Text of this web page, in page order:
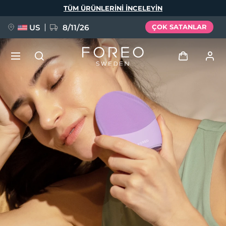
TÜM ÜRÜNLERINI INCELEYIN
US 8/11/26 ÇOK SATANLAR
Kullanici profi̇li̇
Cihazlarım
Siparişlerim
Adresim
Aboneliklerim
YENİ
FAQ™ Pure Beauty-Tech Elixir
BREAKING NEWS
issa™ Teeth Whitening Set
Dil Seçimi
English Deutsch
Español
Français
Italiano
Português
Svenska
Русский
Türkçe
简体中文 繁體中文